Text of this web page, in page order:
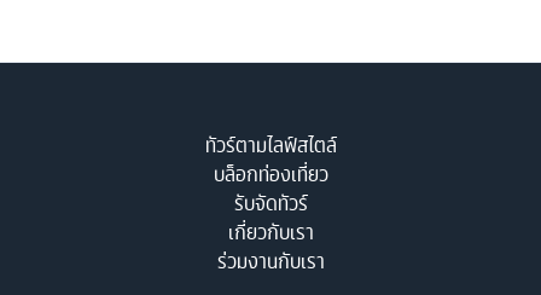
ทัวร์ตามไลฟ์สไตล์
บล็อกท่องเที่ยว
รับจัดทัวร์
เกี่ยวกับเรา
ร่วมงานกับเรา